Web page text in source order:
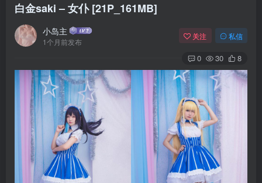
白金saki – 女仆 [21P_161MB]
小岛主
1个月前发布
关注 私信
0 30 8